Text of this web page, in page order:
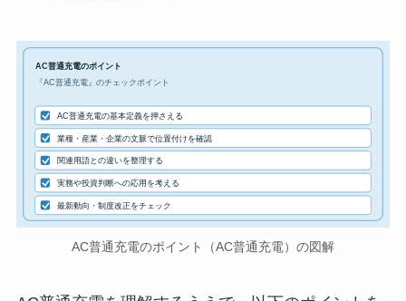
AC普通充電のポイント
『AC普通充電』のチェックポイント
AC普通充電の基本定義を押さえる
業種・産業・企業の文脈で位置付けを確認
関連用語との違いを整理する
実務や投資判断への応用を考える
最新動向・制度改正をチェック
AC普通充電のポイント（AC普通充電）の図解